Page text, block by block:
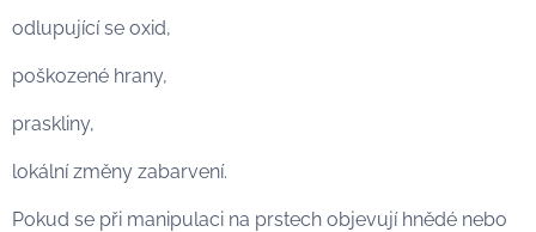
odlupující se oxid,
poškozené hrany,
praskliny,
lokální změny zabarvení.
Pokud se při manipulaci na prstech objevují hnědé nebo